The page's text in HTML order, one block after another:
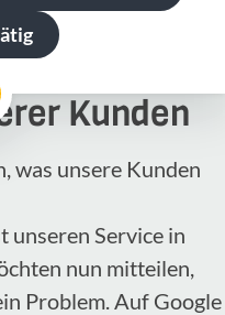
Kunden
was unsere Kunden
unseren Service in
nun mitteilen,
Problem. Auf Google